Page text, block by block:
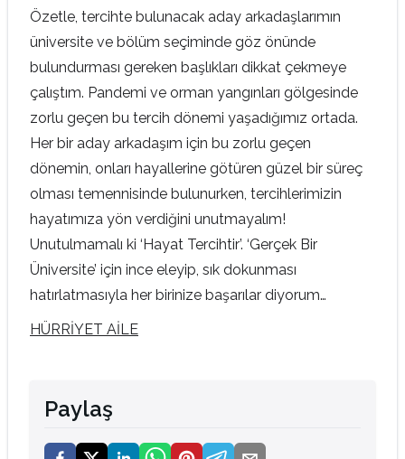
Özetle, tercihte bulunacak aday arkadaşlarımın
üniversite ve bölüm seçiminde göz önünde
bulundurması gereken başlıkları dikkat çekmeye
çalıştım. Pandemi ve orman yangınları gölgesinde
zorlu geçen bu tercih dönemi yaşadığımız ortada.
Her bir aday arkadaşım için bu zorlu geçen
dönemin, onları hayallerine götüren güzel bir süreç
olması temennisinde bulunurken, tercihlerimizin
hayatımıza yön verdiğini unutmayalım!
Unutulmamalı ki ‘Hayat Tercihtir’. ‘Gerçek Bir
Üniversite’ için ince eleyip, sık dokunması
hatırlatmasıyla her birinize başarılar diyorum…
HÜRRİYET AİLE
Paylaş